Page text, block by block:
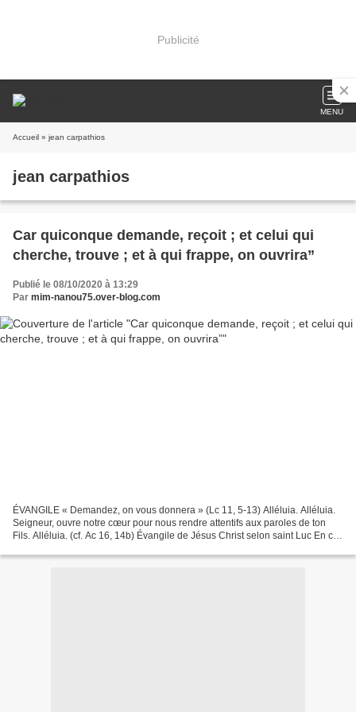
Publicité
MENU
Accueil » jean carpathios
jean carpathios
Car quiconque demande, reçoit ; et celui qui
cherche, trouve ; et à qui frappe, on ouvrira”
Publié le 08/10/2020 à 13:29
Par mim-nanou75.over-blog.com
ÉVANGILE « Demandez, on vous donnera » (Lc 11, 5-13) Alléluia. Alléluia.
Seigneur, ouvre notre cœur pour nous rendre attentifs aux paroles de ton
Fils. Alléluia. (cf. Ac 16, 14b) Évangile de Jésus Christ selon saint Luc En ce